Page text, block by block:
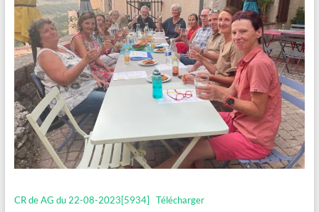
CR de AG du 22-08-2023[5934] Télécharger